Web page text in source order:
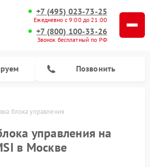
+7 (495) 023-73-25
Ежедневно с 9:00 до 21:00
+7 (800) 100-33-26
Звонок бесплатный по РФ
Позвонить
блока управления
управления на
в Москве